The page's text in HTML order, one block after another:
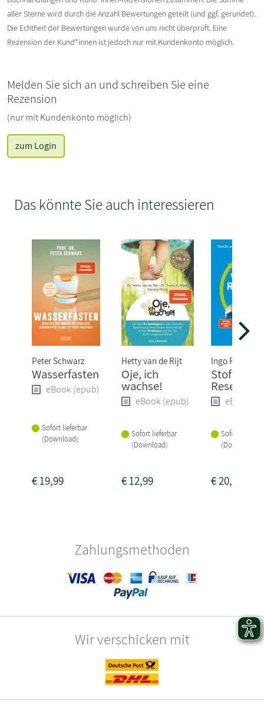
aller Sterne wird durch die Anzahl Bewertungen geteilt (und ggf. gerundet).
Die Echtheit der Bewertungen wurde von uns nicht überprüft. Eine
Rezension der Kund*innen ist jedoch nur mit Kundenkonto möglich.
Melden Sie sich an und schreiben Sie eine
Rezension
(nur mit Kundenkonto möglich)
zum Login
Das könnte Sie auch interessieren
Peter Schwarz
Wasserfasten
eBook (epub)
Sofort lieferbar
(Download)
€19,99
Hetty van de Rijt
Oje, ich
wachse!
eBook (epub)
Sofort lieferbar
(Download)
€12,99
Ingo Froböse
Reset
eBook
Sofort
(Download)
€20,99
Zahlungsmethoden
Wir verschicken mit